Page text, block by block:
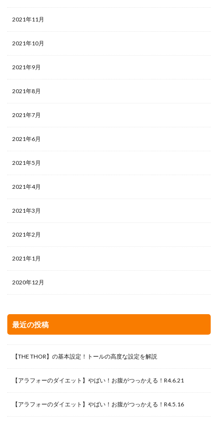
2021年11月
2021年10月
2021年9月
2021年8月
2021年7月
2021年6月
2021年5月
2021年4月
2021年3月
2021年2月
2021年1月
2020年12月
最近の投稿
【THE THOR】の基本設定！トールの高度な設定を解説
【アラフォーのダイエット】やばい！お腹がつっかえる！R4.6.21
【アラフォーのダイエット】やばい！お腹がつっかえる！R4.5.16